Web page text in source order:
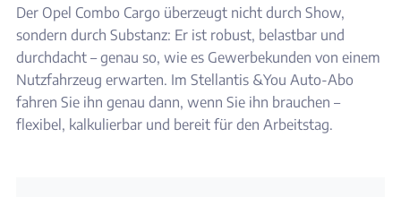
Der Opel Combo Cargo überzeugt nicht durch Show,
sondern durch Substanz: Er ist robust, belastbar und
durchdacht – genau so, wie es Gewerbekunden von einem
Nutzfahrzeug erwarten. Im Stellantis &You Auto-Abo
fahren Sie ihn genau dann, wenn Sie ihn brauchen –
flexibel, kalkulierbar und bereit für den Arbeitstag.